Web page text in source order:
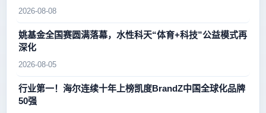
新高峰
2026-08-08
姚基金全国赛圆满落幕，水性科天“体育+科技”公益模式再
深化
2026-08-05
行业第一！海尔连续十年上榜凯度BrandZ中国全球化品牌
50强